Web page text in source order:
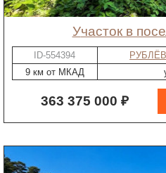
участок в
ID-554394
9 км от МКАД
363 375 000 ₽